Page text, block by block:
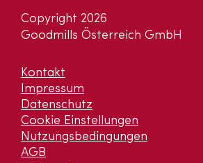
Copyright 2026
Goodmills Österreich GmbH
Kontakt
Impressum
Datenschutz
Cookie Einstellungen
Nutzungsbedingungen
AGB